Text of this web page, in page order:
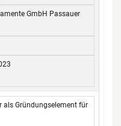
GmbH Passauer
als Gründungselement für